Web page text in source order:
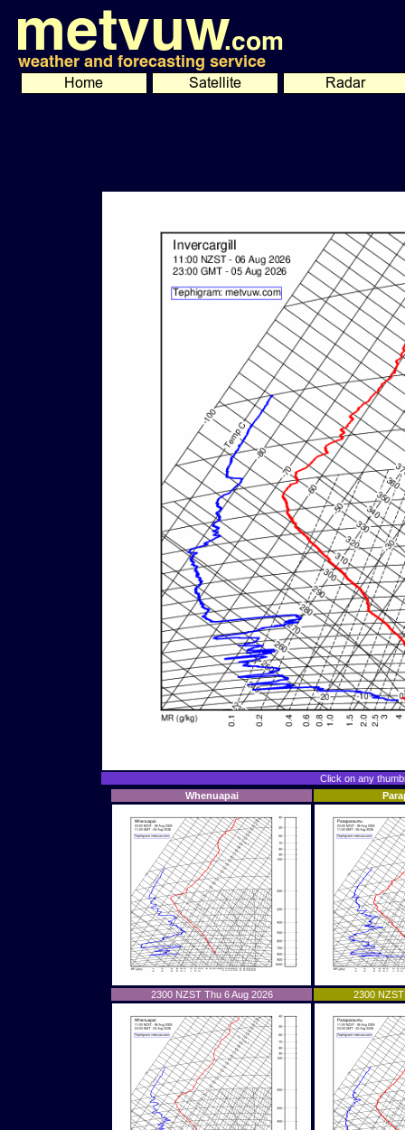
Click on any
Whenuapai
2300 NZST Thu 6 Aug 2026 2300